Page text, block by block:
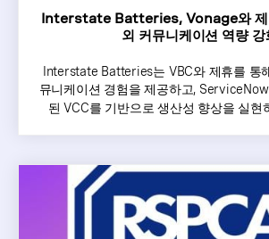
Interstate Batteries, Vonage와 제
외 커뮤니케이션 역량 강
Interstate Batteries는 VBC와 제휴를 통
뮤니케이션 경험을 제공하고,
된 VCC를 기반으로 생산성 향상을 실현